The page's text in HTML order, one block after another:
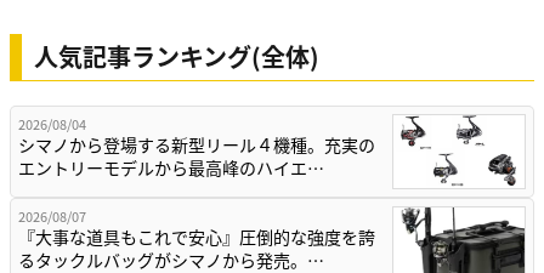
人気記事ランキング(全体)
2026/08/04
シマノから登場する新型リール４機種。充実の
エントリーモデルから最高峰のハイエ…
2026/08/07
『大事な道具もこれで安心』圧倒的な強度を誇
るタックルバッグがシマノから発売。…